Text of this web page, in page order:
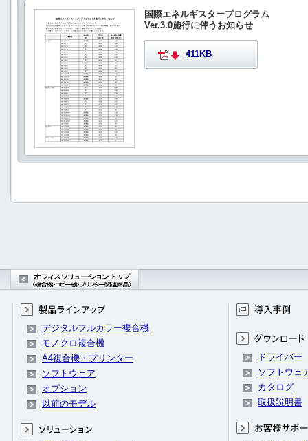
国際エネルギスタープログラム
Ver.3.0施行に伴うお知らせ
411KB
デジタルフルカラー複合機
モノクロ複合機
A4複合機・プリンター
ソフトウェア
オプション
以前のモデル
ドライバー
ソフトウェ
カタログ
取扱説明書